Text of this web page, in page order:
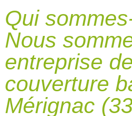
Qui
Nous
entreprise
couverture
Mérignac